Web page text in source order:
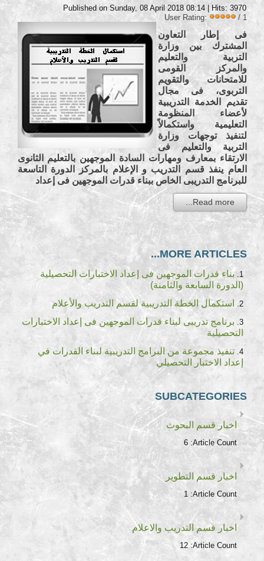
Published on Sunday, 08 April 2018 08:14| Hits: 3970
User Rating:
/ 1
فى إطار التعاون
المشترك بين وزارة
التربية والتعليم
والمركز القومى
للامتحانات والتقويم
التربوى، فى مجال
تقديم الخدمة التدريبية
لأعضاء المنظومة
التعليمية واستكمالاً
لتنفيذ توجهات وزارة
التربية والتعليم فى
الارتقاء بمعارف ومهارات السادة الموجهين بالتعليم الثانوى
العام ينفذ قسم التدريب و الإعلام بالمركز الدورة التاسعة
للبرنامج التدريبى الخاص ببناء قدرات الموجهين فى إعداد
Read more...
MORE ARTICLES...
بناء قدرات الموجهين فى إعداد الاختبارات التحصيلية
(الدورة السابعة والثامنة)
استكمال الخطة التدريبية لقسم التدريب والأعلام
برنامج تدريبى لبناء قدرات الموجهين فى إعداد الاختبارات
التحصيلية
تنفيذ مجموعة من البرامج التدريبية لبناء القدرات في
إعداد الاختبار التحصيلي
SUBCATEGORIES
اخبار قسم البحوث
Article Count:
6
اخبار قسم التطوير
Article Count:
1
اخبار قسم التدريب والاعلام
Article Count:
12